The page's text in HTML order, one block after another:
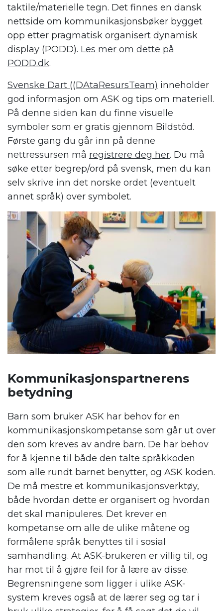
taktile/materielle tegn. Det finnes en dansk
nettside om kommunikasjonsbøker bygget
opp etter pragmatisk organisert dynamisk
display (PODD). Les mer om dette på
PODD.dk.
Svenske Dart ((DAtaResursTeam) inneholder
god informasjon om ASK og tips om materiell.
På denne siden kan du finne visuelle
symboler som er gratis gjennom Bildstöd.
Første gang du går inn på denne
nettressursen må registrere deg her. Du må
søke etter begrep/ord på svensk, men du kan
selv skrive inn det norske ordet (eventuelt
annet språk) over symbolet.
Kommunikasjonspartnerens
betydning
Barn som bruker ASK har behov for en
kommunikasjonskompetanse som går ut over
den som kreves av andre barn. De har behov
for å kjenne til både den talte språkkoden
som alle rundt barnet benytter, og ASK koden.
De må mestre et kommunikasjonsverktøy,
både hvordan dette er organisert og hvordan
det skal manipuleres. Det krever en
kompetanse om alle de ulike måtene og
formålene språk benyttes til i sosial
samhandling. At ASK-brukeren er villig til, og
har mot til å gjøre feil for å lære av disse.
Begrensningene som ligger i ulike ASK-
system kreves også at de lærer seg og tar i